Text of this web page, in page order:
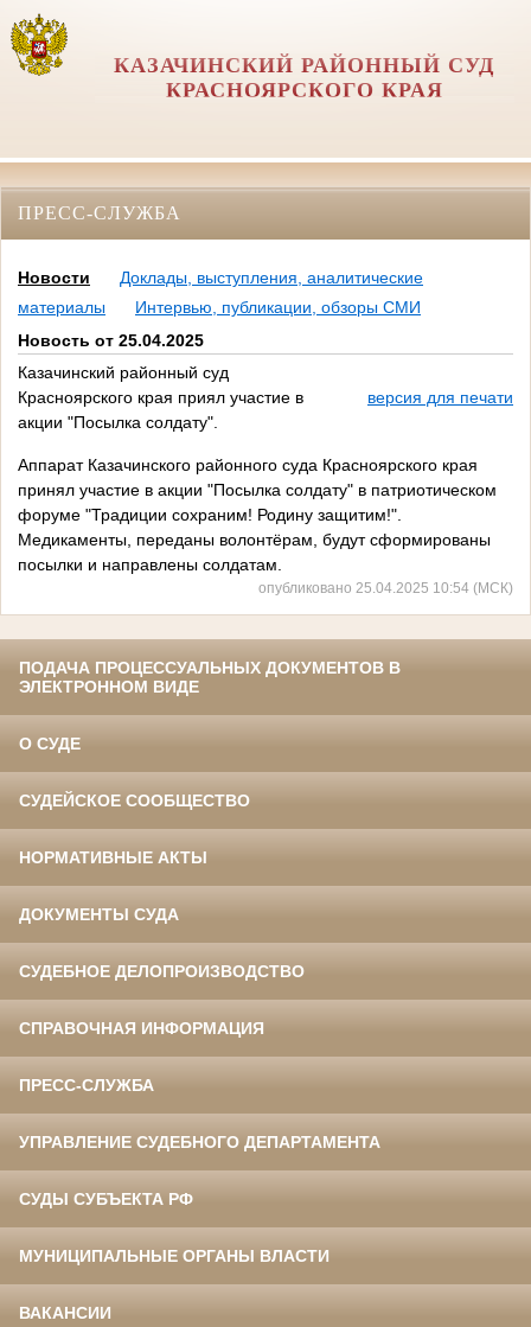
КАЗАЧИНСКИЙ РАЙОННЫЙ СУД
КРАСНОЯРСКОГО КРАЯ
ПРЕСС-СЛУЖБА
Новости
Доклады, выступления, аналитические
материалы
Интервью, публикации, обзоры СМИ
Новость от 25.04.2025
Казачинский районный суд
Красноярского края приял участие в
акции "Посылка солдату".
версия для печати
Аппарат Казачинского районного суда Красноярского края
принял участие в акции "Посылка солдату" в патриотическом
форуме "Традиции сохраним! Родину защитим!".
Медикаменты, переданы волонтёрам, будут сформированы
посылки и направлены солдатам.
опубликовано 25.04.2025 10:54 (МСК)
ПОДАЧА ПРОЦЕССУАЛЬНЫХ ДОКУМЕНТОВ В
ЭЛЕКТРОННОМ ВИДЕ
О СУДЕ
СУДЕЙСКОЕ СООБЩЕСТВО
НОРМАТИВНЫЕ АКТЫ
ДОКУМЕНТЫ СУДА
СУДЕБНОЕ ДЕЛОПРОИЗВОДСТВО
СПРАВОЧНАЯ ИНФОРМАЦИЯ
ПРЕСС-СЛУЖБА
УПРАВЛЕНИЕ СУДЕБНОГО ДЕПАРТАМЕНТА
СУДЫ СУБЪЕКТА РФ
МУНИЦИПАЛЬНЫЕ ОРГАНЫ ВЛАСТИ
ВАКАНСИИ